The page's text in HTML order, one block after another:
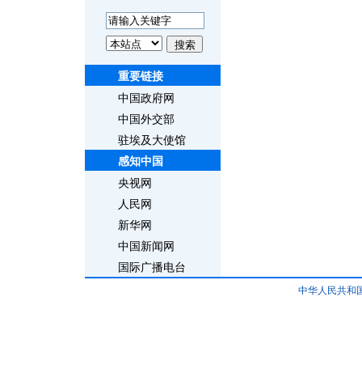
重要链接
中国政府网
中国外交部
驻埃及大使馆
感知中国
央视网
人民网
新华网
中国新闻网
国际广播电台
中华人民共和